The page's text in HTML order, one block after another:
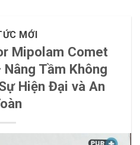
MỚI
Mipolam Comet
Tầm Không
Hiện Đại và An